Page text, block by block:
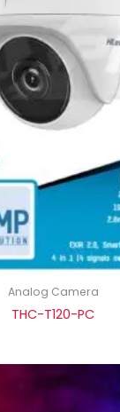
Analog Camera
THC-T120-PC